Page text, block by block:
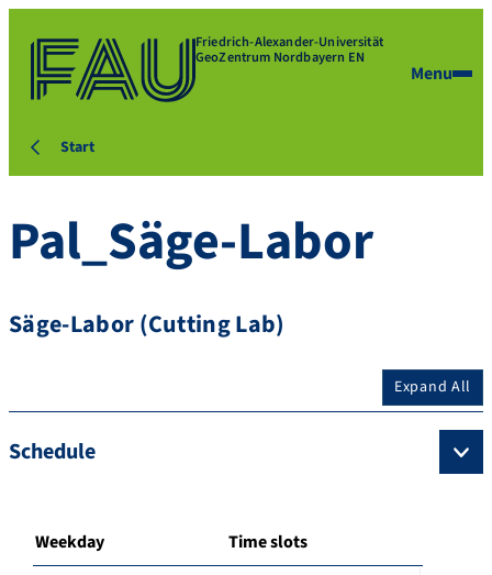
Friedrich-Alexander-Universität
GeoZentrum Nordbayern EN
Menu
Start
Pal_Säge-Labor
Säge-Labor (Cutting Lab)
Expand All
Schedule
Weekday Time slots